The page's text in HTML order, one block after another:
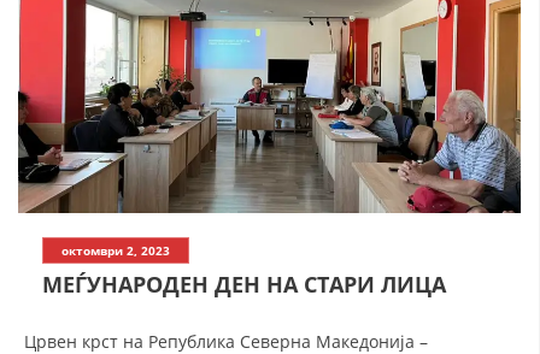
ИСТОРИЈАТ НА ЦКРМ
ИСТОРИЈАТ НА ДВИЖЕЊЕТО
СТРУКТУРА НА ОРГАНИЗАЦИЈАТА
КОНТАКТ ИНФОРМАЦИИ
октомври 2, 2023
МЕЃУНАРОДЕН ДЕН НА СТАРИ ЛИЦА
Црвен крст на Република Северна Македонија –